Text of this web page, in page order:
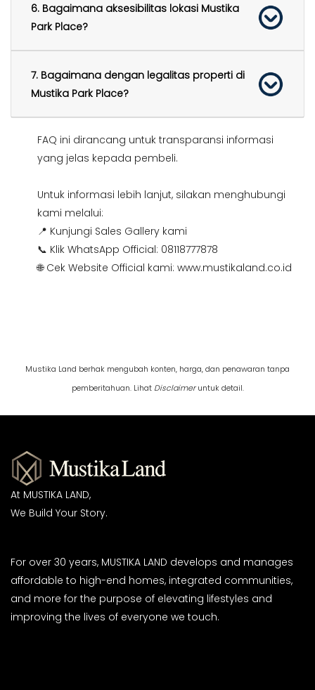
6. Bagaimana aksesibilitas lokasi Mustika
Park Place?
7. Bagaimana dengan legalitas properti di
Mustika Park Place?
FAQ ini dirancang untuk transparansi informasi
yang jelas kepada pembeli.
Untuk informasi lebih lanjut, silakan menghubungi
kami melalui:
📍 Kunjungi Sales Gallery kami
📞 Klik WhatsApp Official: 08118777878
🌐 Cek Website Official kami: www.mustikaland.co.id
Mustika Land berhak mengubah konten, harga, dan penawaran tanpa
pemberitahuan. Lihat Disclaimeruntuk detail.
At MUSTIKA LAND,
We Build Your Story.
For over 30 years, MUSTIKA LAND develops and manages
affordable to high-end homes, integrated communities,
and more for the purpose of elevating lifestyles and
improving the lives of everyone we touch.